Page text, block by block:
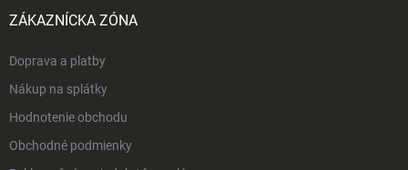
ZÁKAZNÍCKA ZÓNA
Doprava a platby
Nákup na splátky
Hodnotenie obchodu
Obchodné podmienky